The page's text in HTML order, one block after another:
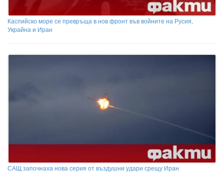
Каспийско море се превръща в нов фронт във войните на Русия,
Украйна и Иран
САЩ започнаха нова серия от въздушни удари срещу Иран